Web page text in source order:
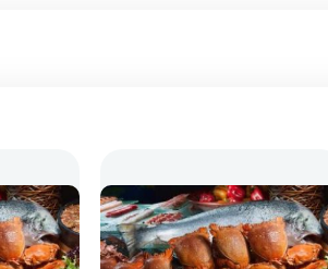
東部泡湯
北部展覽
南部SPA
中部SPA